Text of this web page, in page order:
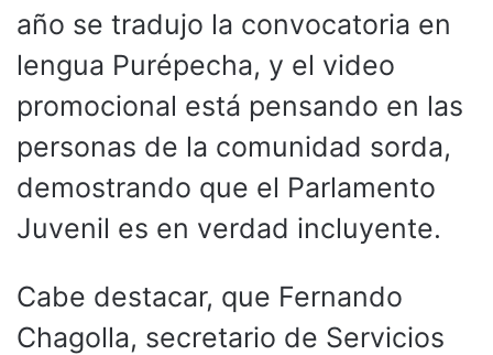
año se tradujo la convocatoria en
lengua Purépecha, y el video
promocional está pensando en las
personas de la comunidad sorda,
demostrando que el Parlamento
Juvenil es en verdad incluyente.
Cabe destacar, que Fernando
Chagolla, secretario de Servicios